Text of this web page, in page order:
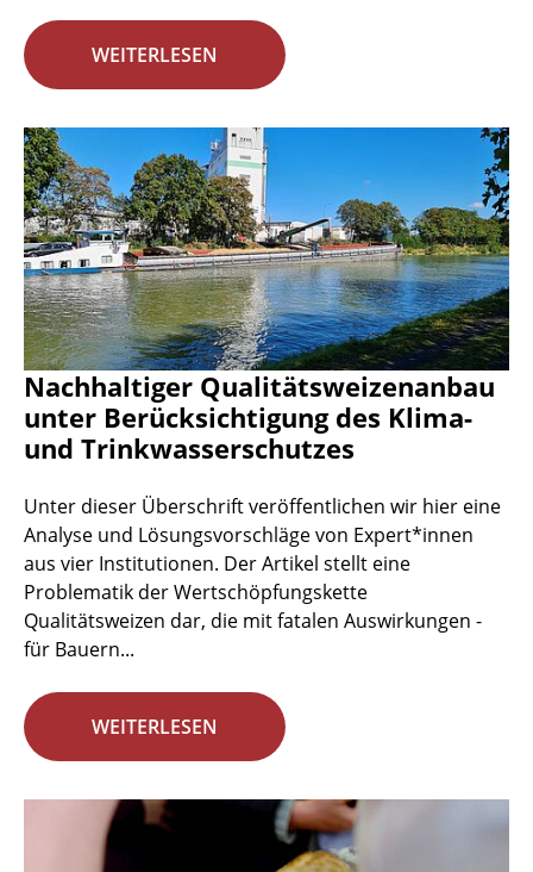
WEITERLESEN
Nachhaltiger Qualitätsweizenanbau
unter Berücksichtigung des Klima-
und Trinkwasserschutzes
Unter dieser Überschrift veröffentlichen wir hier eine
Analyse und Lösungsvorschläge von Expert*innen
aus vier Institutionen. Der Artikel stellt eine
Problematik der Wertschöpfungskette
Qualitätsweizen dar, die mit fatalen Auswirkungen -
für Bauern...
WEITERLESEN